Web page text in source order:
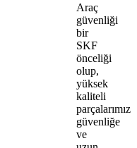
Araç
güvenliği
bir
SKF
önceliği
olup,
yüksek
kaliteli
parçalarımız
güvenliğe
ve